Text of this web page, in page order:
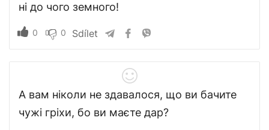
ні до чого земного!
0 0 Sdílet
А вам ніколи не здавалося, що ви бачите
чужі гріхи, бо ви маєте дар?